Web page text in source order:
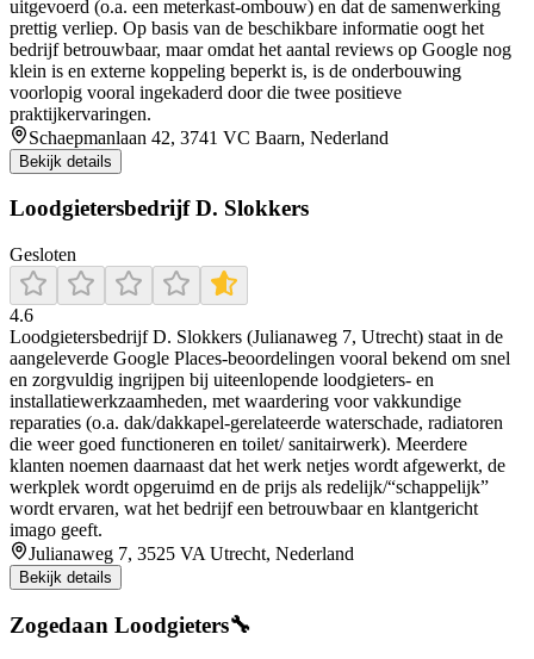
uitgevoerd (o.a. een meterkast-ombouw) en dat de samenwerking
prettig verliep. Op basis van de beschikbare informatie oogt het
bedrijf betrouwbaar, maar omdat het aantal reviews op Google nog
klein is en externe koppeling beperkt is, is de onderbouwing
voorlopig vooral ingekaderd door die twee positieve
praktijkervaringen.
Schaepmanlaan 42, 3741 VC Baarn, Nederland
Bekijk details
Loodgietersbedrijf D. Slokkers
Gesloten
4.6
Loodgietersbedrijf D. Slokkers (Julianaweg 7, Utrecht) staat in de
aangeleverde Google Places-beoordelingen vooral bekend om snel
en zorgvuldig ingrijpen bij uiteenlopende loodgieters- en
installatiewerkzaamheden, met waardering voor vakkundige
reparaties (o.a. dak/dakkapel-gerelateerde waterschade, radiatoren
die weer goed functioneren en toilet/ sanitairwerk). Meerdere
klanten noemen daarnaast dat het werk netjes wordt afgewerkt, de
werkplek wordt opgeruimd en de prijs als redelijk/“schappelijk”
wordt ervaren, wat het bedrijf een betrouwbaar en klantgericht
imago geeft.
Julianaweg 7, 3525 VA Utrecht, Nederland
Bekijk details
Zogedaan Loodgieters🔧